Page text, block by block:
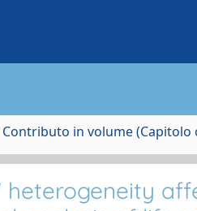
Contributo in volume (Capitolo
heterogeneity